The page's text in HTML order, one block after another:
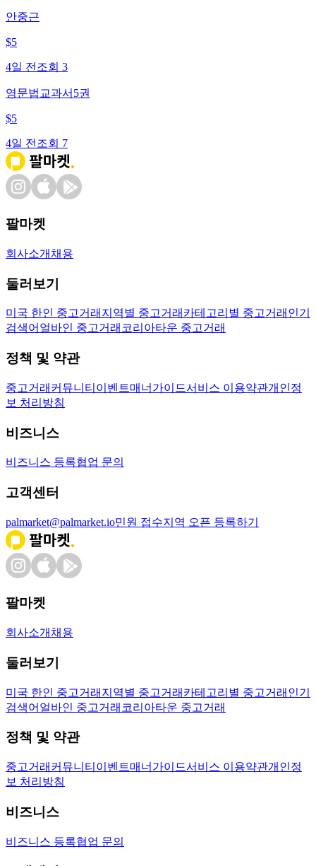
안중근
$5
4일 전 조회 3
영문법교과서5권
$5
4일 전 조회 7
팔마켓
회사소개 채용
둘러보기
미국 한인 중고거래 지역별 중고거래 카테고리별 중고거래 인기
검색어 얼바인 중고거래 코리아타운 중고거래
정책 및 약관
중고거래 커뮤니티 이벤트매너가이드서비스 이용약관개인정
보 처리방침
비즈니스
비즈니스 등록협업 문의
고객센터
palmarket@palmarket.io민원 접수지역 오픈 등록하기
팔마켓
회사소개 채용
둘러보기
미국 한인 중고거래 지역별 중고거래 카테고리별 중고거래 인기
검색어 얼바인 중고거래 코리아타운 중고거래
정책 및 약관
중고거래 커뮤니티 이벤트매너가이드서비스 이용약관개인정
보 처리방침
비즈니스
비즈니스 등록협업 문의